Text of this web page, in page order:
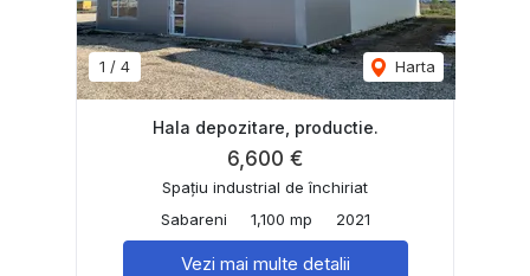
1 / 4 Harta
Hala depozitare, productie.
6,600 €
Spațiu industrial de închiriat
Sabareni
1,100 mp 2021
Vezi mai multe detalii